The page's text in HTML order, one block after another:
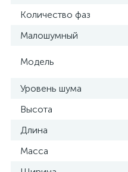
Количество фаз
Малошумный
Модель
Уровень шума
Высота
Длина
Масса